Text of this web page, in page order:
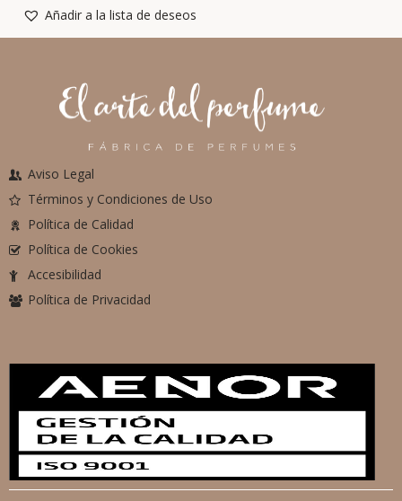
Añadir a la lista de deseos
Aviso Legal
Términos y Condiciones de Uso
Política de Calidad
Política de Cookies
Accesibilidad
Política de Privacidad